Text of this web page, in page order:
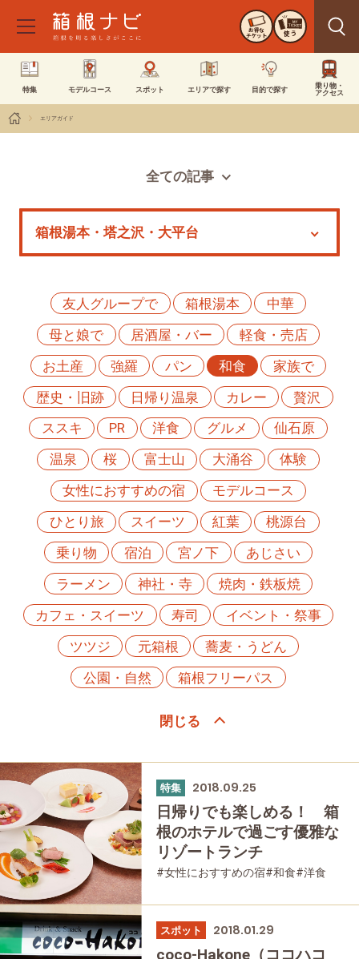
お得な
チケット 使う
特集 モデルコース スポット エリアで探す 目的で探す
乗り物・
アクセス
エリアガイド
全ての記事
モデルコース
特集
友人グループで
箱根湯本
中華
母と娘で
居酒屋・バー
軽食・売店
お土産
強羅 パン 和食
家族で
歴史・旧跡
日帰り温泉 カレー
贅沢
ススキ
PR 洋食 グルメ
仙石原
温泉
桜 富士山 大涌谷
体験
女性におすすめの宿
モデルコース
ひとり旅
スイーツ 紅葉
桃源台
乗り物
宿泊 宮ノ下
あじさい
ラーメン
神社・寺
焼肉・鉄板焼
カフェ・スイーツ
寿司
イベント・祭事
ツツジ
元箱根
蕎麦・うどん
公園・自然
箱根フリーパス
特集 2018.09.25
日帰りでも楽しめる！ 箱
根のホテルで過ごす優雅な
リゾートランチ
#女性におすすめの宿#和食#洋食
#宿泊#グルメ#母と娘で
スポット 2018.01.29
coco-Hakone（ココハコ